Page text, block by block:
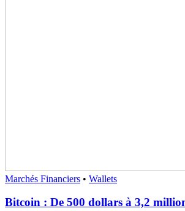
Marchés Financiers • Wallets
Bitcoin : De 500 dollars à 3,2